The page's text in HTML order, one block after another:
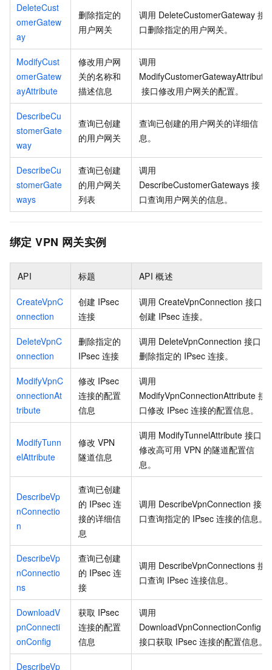
DeleteCust
omerGatew
ay
删除指定的
用户网关
调用 DeleteCustomerGateway 接
口删除指定的用户网关。
ModifyCust
omerGatew
ayAttribute
修改用户网
关的名称和
描述信息
调用
ModifyCustomerGatewayAttribute
接口修改用户网关的配置。
DescribeCu
stomerGate
way
查询已创建
的用户网关
查询已创建的用户网关的详细信
息。
DescribeCu
stomerGate
ways
查询已创建
的用户网关
列表
调用
DescribeCustomerGateways 接
口查询用户网关的信息。
绑定 VPN 网关实例
API 标题 API 概述
CreateVpnC
onnection
创建 IPsec
连接
调用 CreateVpnConnection 接口
创建 IPsec 连接。
DeleteVpnC
onnection
删除指定的
IPsec 连接
调用 DeleteVpnConnection 接口
删除指定的 IPsec 连接。
ModifyVpnC
onnectionAt
tribute
修改 IPsec
连接的配置
信息
调用
ModifyVpnConnectionAttribute 接
口修改 IPsec 连接的配置信息。
ModifyTunn
elAttribute
修改 VPN
隧道信息
调用 ModifyTunnelAttribute 接口
修改高可用 VPN 的隧道配置信
息。
DescribeVp
nConnectio
n
查询已创建
的 IPsec 连
接的详细信
息
调用 DescribeVpnConnection 接
口查询指定的 IPsec 连接的信息。
DescribeVp
nConnectio
ns
查询已创建
的 IPsec 连
接
调用 DescribeVpnConnections 接
口查询 IPsec 连接信息。
DownloadV
pnConnecti
onConfig
获取 IPsec
连接的配置
信息
调用
DownloadVpnConnectionConfig
接口获取 IPsec 连接的配置信息。
DescribeVp